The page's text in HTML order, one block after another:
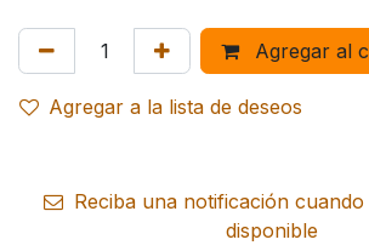
Agregar al
Agregar a la lista de deseos
Reciba una notificación
disponible